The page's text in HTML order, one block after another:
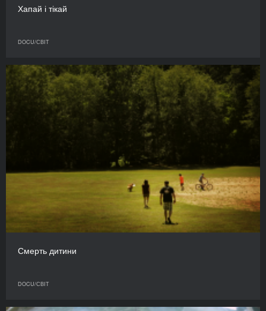
Хапай і тікай
DOCU/СВІТ
Смерть дитини
DOCU/СВІТ